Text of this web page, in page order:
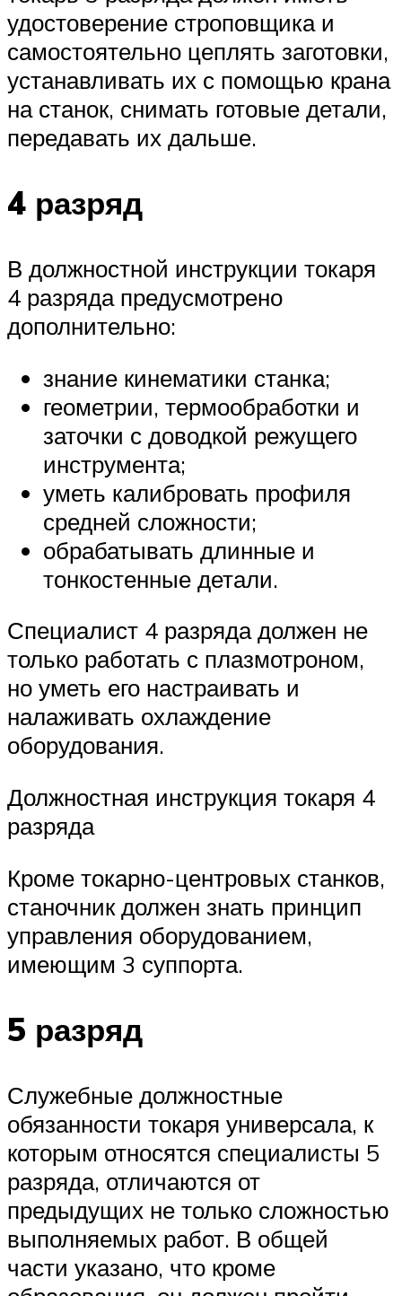
удостоверение строповщика и
самостоятельно цеплять заготовки,
устанавливать их с помощью крана
на станок, снимать готовые детали,
передавать их дальше.
4 разряд
В должностной инструкции токаря
4 разряда предусмотрено
дополнительно:
знание кинематики станка;
геометрии, термообработки и
заточки с доводкой режущего
инструмента;
уметь калибровать профиля
средней сложности;
обрабатывать длинные и
тонкостенные детали.
Специалист 4 разряда должен не
только работать с плазмотроном,
но уметь его настраивать и
налаживать охлаждение
оборудования.
Должностная инструкция токаря 4
разряда
Кроме токарно-центровых станков,
станочник должен знать принцип
управления оборудованием,
имеющим 3 суппорта.
5 разряд
Служебные должностные
обязанности токаря универсала, к
которым относятся специалисты 5
разряда, отличаются от
предыдущих не только сложностью
выполняемых работ. В общей
части указано, что кроме